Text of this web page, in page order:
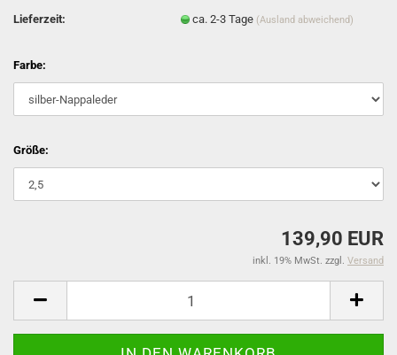
Lieferzeit: ca. 2-3 Tage (Ausland abweichend)
Farbe:
Größe:
139,90 EUR
inkl. 19% MwSt. zzgl. Versand